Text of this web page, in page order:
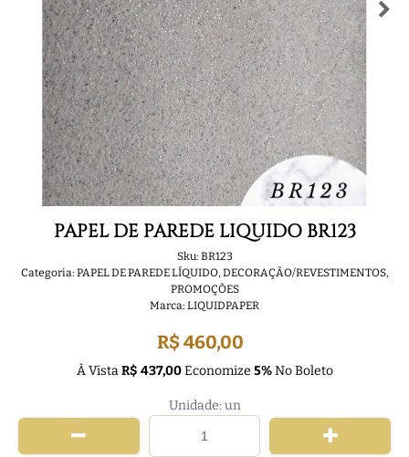
PAPEL DE PAREDE LIQUIDO BR123
Sku: BR123
Categoria: PAPEL DE PAREDE LÍQUIDO,DECORAÇÃO/REVESTIMENTOS,
PROMOÇÕES
Marca: LIQUIDPAPER
R$ 460,00
À VistaR$ 437,00Economize 5%No Boleto
Unidade: un